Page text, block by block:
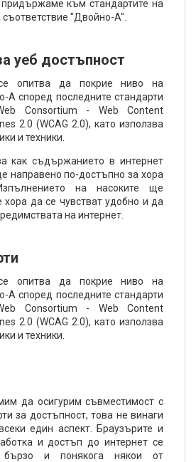
към стандартите на
съответствие "Двойно-A".
уеб достъпност
опитва да покрие ниво на
А според последните стандарти
Consortium - Web Content
2.0 (WCAG 2.0), като използва
и техники.
как съдържанието в интернет
направено по-достъпно за хора
на насоките ще
хора да се чувстват удобно и да
на интернет.
опитва да покрие ниво на
А според последните стандарти
Consortium - Web Content
2.0 (WCAG 2.0), като използва
и техники.
да осигурим съвместимост с
за достъпност, това не винаги
един аспект. Браузърите и
и достъп до интернет се
бързо и понякога някои от